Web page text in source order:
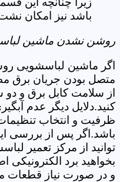
باشد نیز امکان
روشن نشدن ماشین
اگر ماشین لباسشویی
متصل بودن جریان برق
از سلامت کابل برق و
کنید.دلایل دیگر عدم
ظرفیت و انتخاب
باشد.اگر پس از بررسی
توانید از مرکز تعمیر
بخواهید برد
و در صورت نیاز قطعات